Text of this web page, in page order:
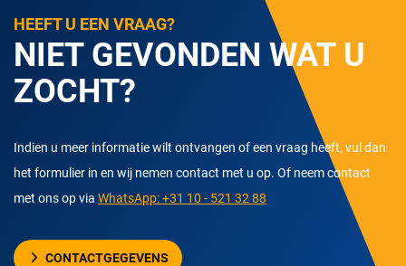
HEEFT U EEN VRAAG?
NIET GEVONDEN WAT U
ZOCHT?
Indien u meer informatie wilt ontvangen of een vraag heeft, vul dan
het formulier in en wij nemen contact met u op. Of neem contact
met ons op via WhatsApp: +31 10 - 521 32 88
CONTACTGEGEVENS